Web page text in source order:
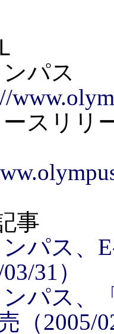
パス
スリリ
事
パス、
31）
パス、
（2005/